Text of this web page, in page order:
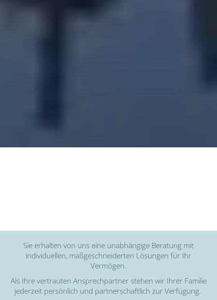
Sie erhalten von uns eine unabhängige Beratung mit
individuellen, maßgeschneiderten Lösungen für Ihr
Vermögen.
Als Ihre vertrauten Ansprechpartner stehen wir Ihrer Familie
jederzeit persönlich und partnerschaftlich zur Verfügung.